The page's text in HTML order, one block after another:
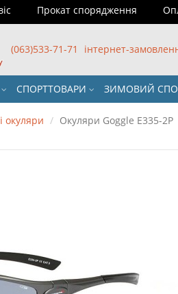
Прокат спорядження
(063)533-71-71 інтернет-
СПОРТТОВАРИ ЗИМОВИЙ
окуляри Окуляри Goggle E335-2Р